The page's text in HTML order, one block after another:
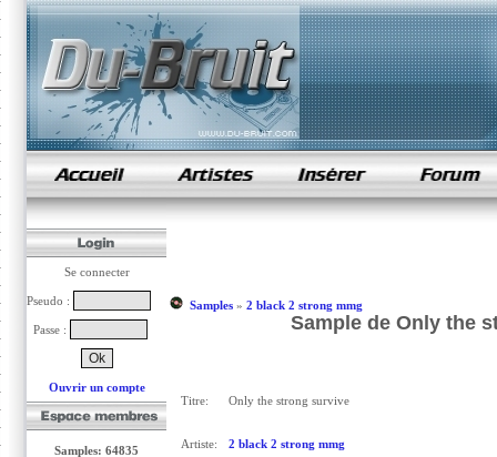
samples de rap
Se connecter
Pseudo :
Passe :
Ouvrir un compte
Samples: 64835
Samples» 2 black 2 strong mmg
Sample de Only the
Titre: Only the strong survive
Artiste: 2 black 2 strong mmg